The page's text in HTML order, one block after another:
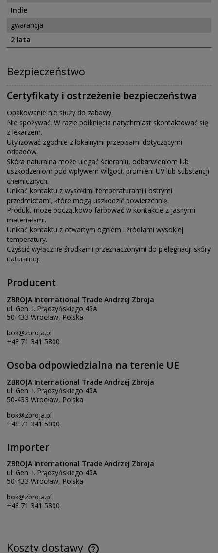
Indie
gwarancja
2 lata
Bezpieczeństwo
Certyfikaty i ostrzeżenie bezpieczeństwa
Opakowanie nie służy do zabawy.
Nie spożywać. W razie połknięcia natychmiast skontaktować się
z lekarzem.
Utylizować zgodnie z lokalnymi przepisami dotyczącymi
odpadów.
Skóra naturalna może ulegać ścieraniu, odbarwieniom lub
uszkodzeniom pod wpływem wilgoci, promieni UV lub substancji
chemicznych.
Unikać kontaktu z wysokimi temperaturami i ostrymi
przedmiotami, które mogą uszkodzić powierzchnię.
Produkt może początkowo farbować w kontakcie z jasnymi
materiałami.
Unikać kontaktu z otwartym ogniem i źródłami wysokiej
temperatury.
Czyścić wyłącznie środkami przeznaczonymi do pielęgnacji skóry
naturalnej.
Producent
ZBROJA International Trade Andrzej Zbroja
ul. Gen. I. Prądzyńskiego 45A
50-433 Wrocław, Polska
bok@zbroja.pl
+48 71 341 5800
Osoba odpowiedzialna na terenie UE
ZBROJA International Trade Andrzej Zbroja
ul. Gen. I. Prądzyńskiego 45A
50-433 Wrocław, Polska
bok@zbroja.pl
+48 71 341 5800
Importer
ZBROJA International Trade Andrzej Zbroja
ul. Gen. I. Prądzyńskiego 45A
50-433 Wrocław, Polska
bok@zbroja.pl
+48 71 341 5800
Koszty dostawy